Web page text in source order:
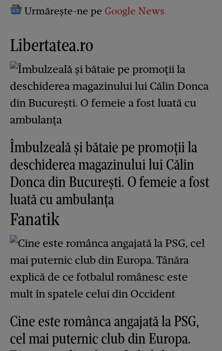
Urmărește-ne pe Google News
Libertatea.ro
Îmbulzeală și bătaie pe promoții la
deschiderea magazinului lui Călin
Donca din București. O femeie a fost
luată cu ambulanța
Fanatik
Cine este românca angajată la PSG,
cel mai puternic club din Europa.